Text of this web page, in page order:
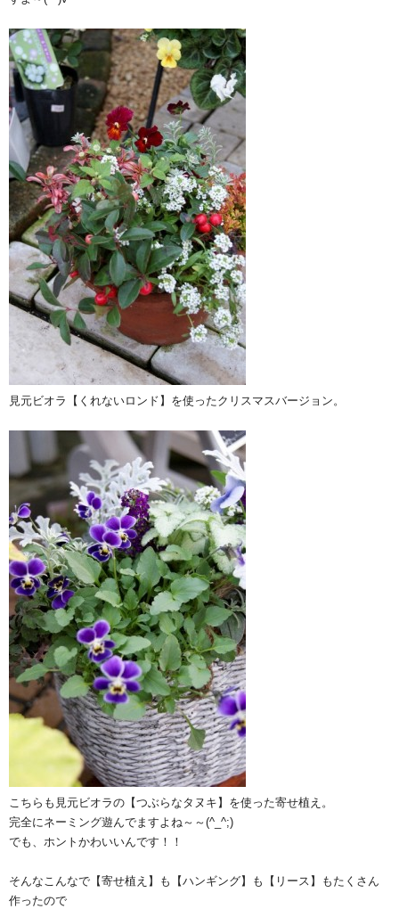
見元ビオラ【くれないロンド】を使ったクリスマスバージョン。
こちらも見元ビオラの【つぶらなタヌキ】を使った寄せ植え。
完全にネーミング遊んでますよね～～(^_^;)
でも、ホントかわいいんです！！
そんなこんなで【寄せ植え】も【ハンギング】も【リース】もたくさん
作ったので